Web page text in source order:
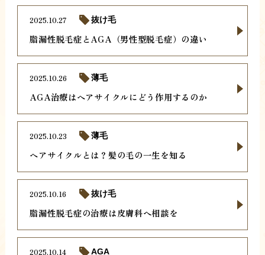
脂漏性脱毛症とAGA（男性型脱毛症）の違い
2025.10.27 抜け毛
AGA治療はヘアサイクルにどう作用するのか
2025.10.26 薄毛
ヘアサイクルとは？髪の毛の一生を知る
2025.10.23 薄毛
脂漏性脱毛症の治療は皮膚科へ相談を
2025.10.16 抜け毛
2025.10.14 AGA